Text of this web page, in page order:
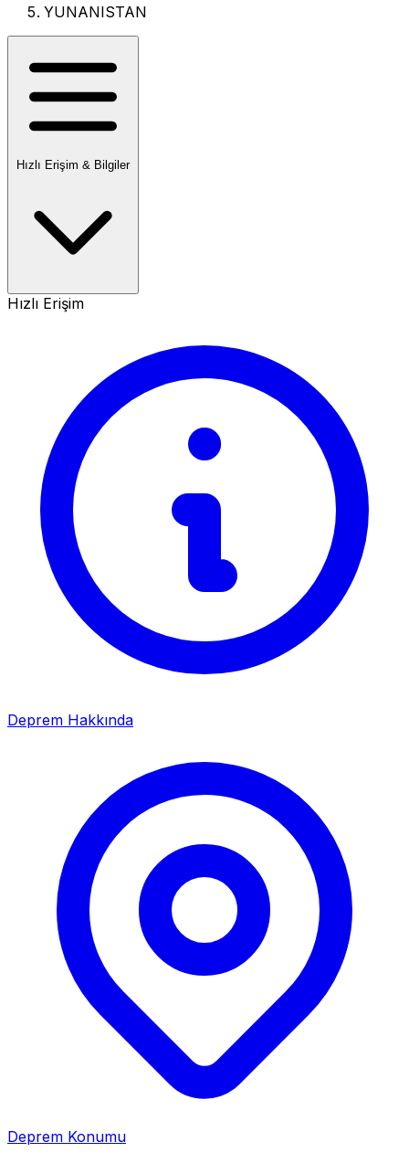
YUNANISTAN
Hızlı Erişim & Bilgiler
Hızlı Erişim
Deprem Hakkında
Deprem Konumu